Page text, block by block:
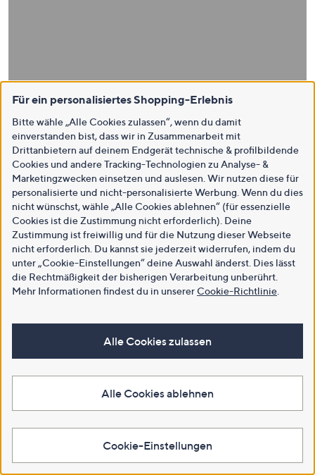
Für ein personalisiertes Shopping-Erlebnis
Bitte wähle „Alle Cookies zulassen“, wenn du damit
einverstanden bist, dass wir in Zusammenarbeit mit
Drittanbietern auf deinem Endgerät technische & profilbildende
Cookies und andere Tracking-Technologien zu Analyse- &
Marketingzwecken einsetzen und auslesen. Wir nutzen diese für
personalisierte und nicht-personalisierte Werbung. Wenn du dies
nicht wünschst, wähle „Alle Cookies ablehnen“ (für essenzielle
Cookies ist die Zustimmung nicht erforderlich). Deine
Zustimmung ist freiwillig und für die Nutzung dieser Webseite
nicht erforderlich. Du kannst sie jederzeit widerrufen, indem du
unter „Cookie-Einstellungen“ deine Auswahl änderst. Dies lässt
die Rechtmäßigkeit der bisherigen Verarbeitung unberührt.
Mehr Informationen findest du in unsererCookie-Richtlinie
Alle Cookies zulassen
Alle Cookies ablehnen
Cookie-Einstellungen